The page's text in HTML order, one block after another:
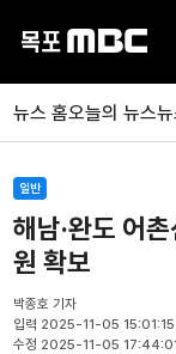
뉴스 홈오늘의 뉴스
일반
해남·완도 어
원 확보
박종호 기자
입력 2025-11-05 15:01:15
수정 2025-11-05